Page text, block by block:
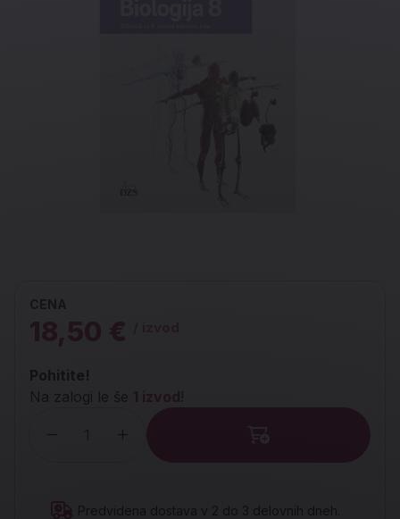
CENA
18,50 €
Pohitite!
Na zalogi le še 1 izvod !
Predvidena dostava v 2 do 3 delovnih dneh.